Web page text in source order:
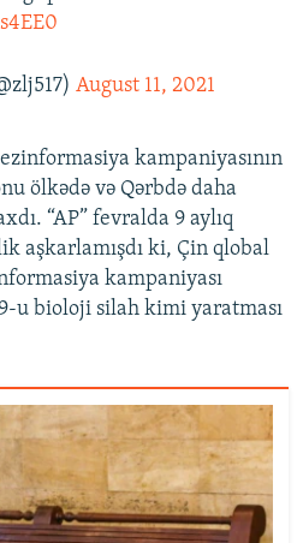
August 11, 2021
kampaniyasının
ölkədə və Qərbdə daha
“AP” fevralda 9 aylıq
aşkarlamışdı ki, Çin qlobal
kampaniyası
u bioloji silah kimi yaratması